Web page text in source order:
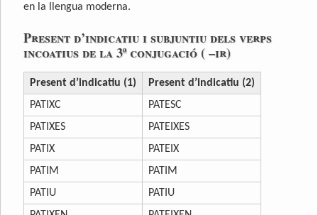
en la llengua moderna.
Present d’indicatiu i subjuntiu dels verps
incoatius de la 3ª conjugació ( –ir)
Present d’indicatiu (1)
Present d’indicatiu (2)
PATIXC
PATESC
PATIXES
PATEIXES
PATIX
PATEIX
PATIM
PATIM
PATIU
PATIU